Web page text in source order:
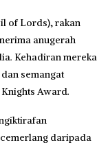
of Lords), rakan
anugerah
Kehadiran mereka
semangat
Award.
daripada